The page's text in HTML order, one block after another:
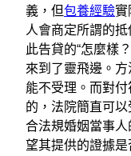
義，但包養經驗實
人會商定所謂的
此告貸的“怎麼樣
來到了靈飛邊。
能不受理。而對
的，法院簡直可
合法規婚姻當事人
望其提供的證據是